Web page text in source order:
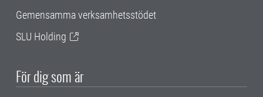
Gemensamma verksamhetsstödet
SLU Holding
För dig som är